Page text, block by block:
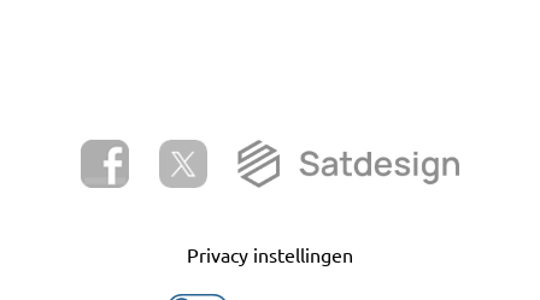
Privacy instellingen